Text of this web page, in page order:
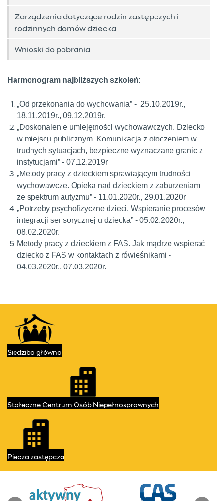
Zarządzenia dotyczące rodzin zastępczych i
rodzinnych domów dziecka
Wnioski do pobrania
Harmonogram najbliższych szkoleń:
„Od przekonania do wychowania” - 25.10.2019r.,
18.11.2019r., 09.12.2019r.
„Doskonalenie umiejętności wychowawczych. Dziecko
w miejscu publicznym. Komunikacja z otoczeniem w
trudnych sytuacjach, bezpieczne wyznaczane granic z
instytucjami” - 07.12.2019r.
„Metody pracy z dzieckiem sprawiającym trudności
wychowawcze. Opieka nad dzieckiem z zaburzeniami
ze spektrum autyzmu” - 11.01.2020r., 29.01.2020r.
„Potrzeby psychofizyczne dzieci. Wspieranie procesów
integracji sensorycznej u dziecka” - 05.02.2020r.,
08.02.2020r.
Metody pracy z dzieckiem z FAS. Jak mądrze wspierać
dziecko z FAS w kontaktach z rówieśnikami -
04.03.2020r., 07.03.2020r.
Kontakt
Siedziba główna
Stołeczne Centrum Osób Niepełnosprawnych
Piecza zastępcza